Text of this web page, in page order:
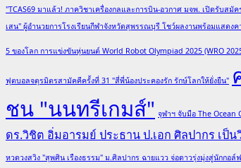
"TCAS69 มาแล้ว! ภาควิชาเครื่องกลและการบิน-อวกาศ มจพ. เปิดรับสมัค
เสน" ผู้อำนวยการโรงเรียนกีฬาจังหวัดสุพรรณบุรี โชว์ผลงานพร้อมแสด
5 ของโลก การแข่งขันหุ่นยนต์ World Robot Olympiad 2025 (WRO
ฟุตบอลจตุรมิตรสามัคคีครั้งที่ 31 "สี่พี่น้องประคองรัก รักษ์โลกให้ยั่งยืน"
ชน "นนทรีเกมส์" จุฬาฯ จับมือ The Ocean
ดร.วิชิต อิ่มอารมย์ ประธาน ป.เอก ศิลปากร เป็
หวดวงสวิง "สุพศิน เรืองธรรม" ม.ศิลปากร ฉายแวว จ่อดาวรุ่งมุ่งสู่นักกอล์